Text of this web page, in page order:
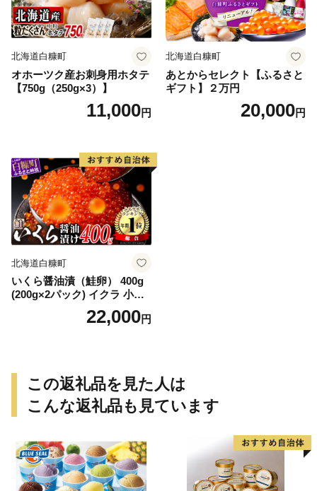
北海道白糠町
オホーツク産お刺身用ホタテ
【750g（250g×3）】
11,000円
北海道白糠町
あとからセレクト【ふるさと
ギフト】２万円
20,000円
北海道白糠町
いくら醤油漬（鮭卵） 400g
(200g×2パック) イクラ 小分
け いくら醤油漬 鮭いくら い
くら醤油漬け 鮭 鮭卵 ikura
22,000円
この返礼品を見た人は
こんな返礼品も見ています